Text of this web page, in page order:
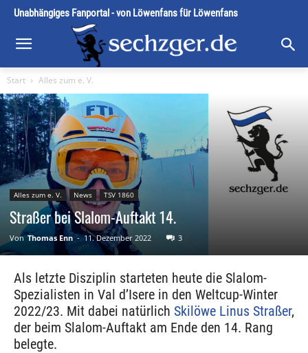
Unabhängiges Fanportal - von Löwenfans für Löwenfans
Start Alles zum e. V.
Alles zum e. V. News TSV 1860
Straßer bei Slalom-Auftakt 14.
Von Thomas Enn - 11. Dezember 2022 3
Als letzte Disziplin starteten heute die Slalom-
Spezialisten in Val d’Isere in den Weltcup-Winter
2022/23. Mit dabei natürlich Skilöwe Linus Straßer,
der beim Slalom-Auftakt am Ende den 14. Rang
belegte.